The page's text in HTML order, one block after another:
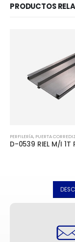
PRODUCTOS
TUBERÍA
PERFILERÍA, PUERTA